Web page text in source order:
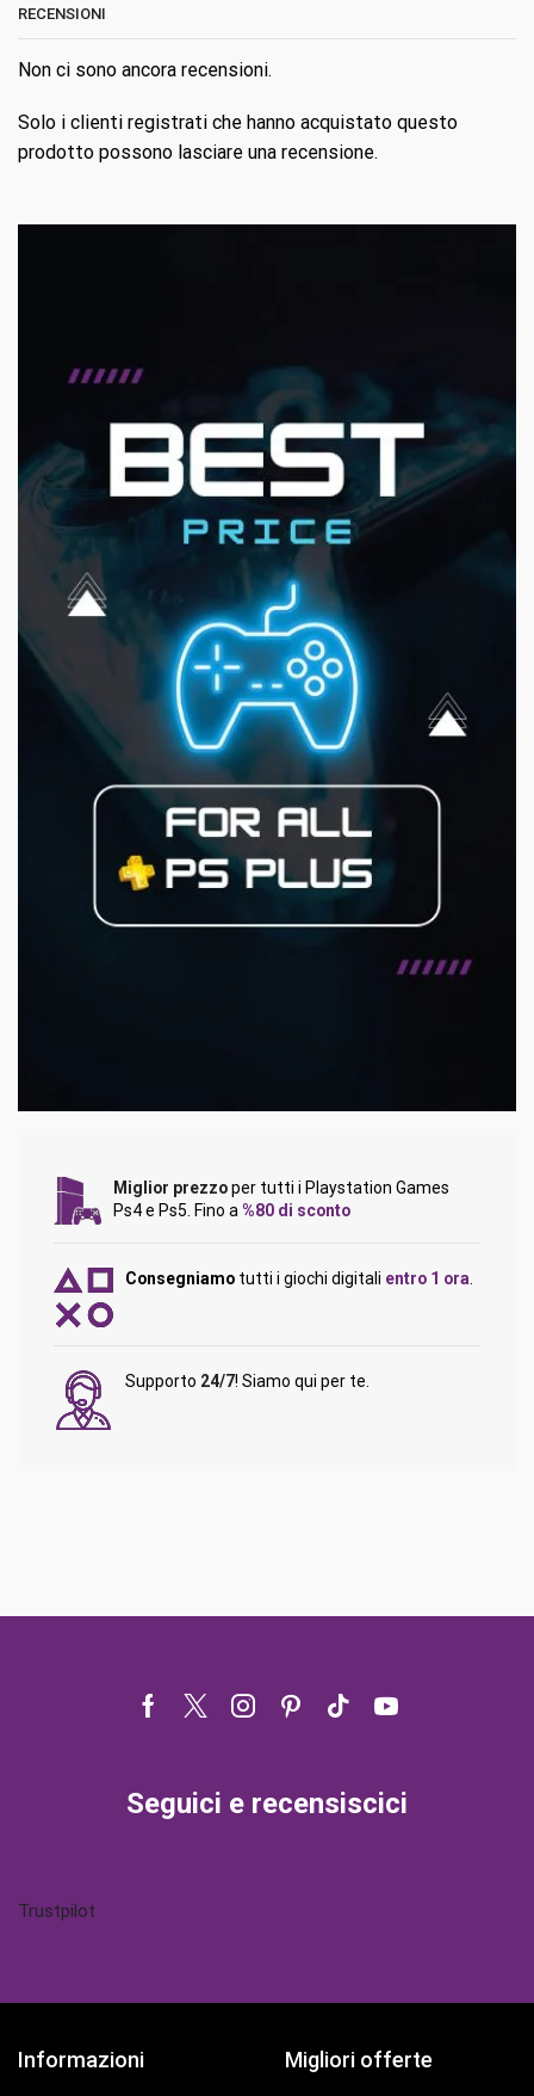
RECENSIONI
Non ci sono ancora recensioni.
Solo i clienti registrati che hanno acquistato questo
prodotto possono lasciare una recensione.
Miglior prezzoper tutti i Playstation Games
Ps4 e Ps5. Fino a%80 di sconto
Consegniamo tutti i giochi digitali entro 1 ora.
Supporto 24/7! Siamo qui per te.
Facebook
TwitterInstagram
Pinterest
Tik- Youtube
Seguici e recensiscici
Trustpilot
Informazioni Migliori offerte